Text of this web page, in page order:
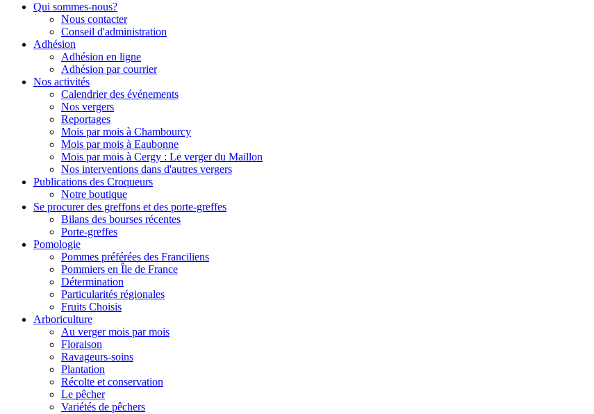
Qui sommes-nous?
Nous contacter
Conseil d'administration
Adhésion
Adhésion en ligne
Adhésion par courrier
Nos activités
Calendrier des événements
Nos vergers
Reportages
Mois par mois à Chambourcy
Mois par mois à Eaubonne
Mois par mois à Cergy : Le verger du Maillon
Nos interventions dans d'autres vergers
Publications des Croqueurs
Notre boutique
Se procurer des greffons et des porte-greffes
Bilans des bourses récentes
Porte-greffes
Pomologie
Pommes préférées des Franciliens
Pommiers en Île de France
Détermination
Particularités régionales
Fruits Choisis
Arboriculture
Au verger mois par mois
Floraison
Ravageurs-soins
Plantation
Récolte et conservation
Le pêcher
Variétés de pêchers